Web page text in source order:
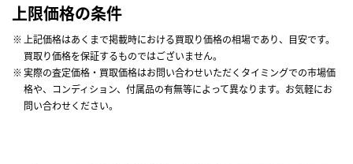
上限価格の条件
上記価格はあくまで掲載時における買取り価格の相場であり、目安です。
買取り価格を保証するものではございません。
実際の査定価格・買取価格はお問い合わせいただくタイミングでの市場価
格や、コンディション、付属品の有無等によって異なります。お気軽にお
問い合わせください。